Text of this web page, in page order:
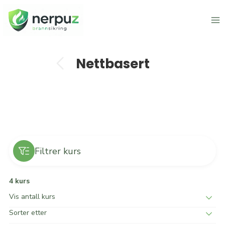
content
Tilbake til
Nettbasert
Filtrer kurs
4 kurs
Vis antall kurs
Sorter etter